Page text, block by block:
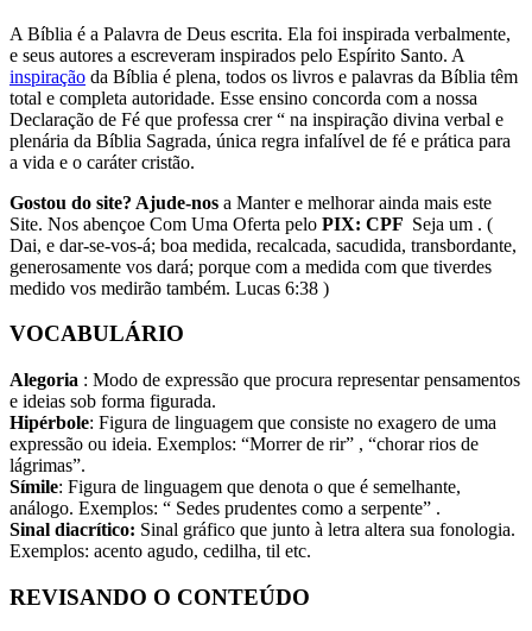
A Bíblia é a Palavra de Deus escrita. Ela foi inspirada verbalmente,
e seus autores a escreveram inspirados pelo Espírito Santo. A
inspiração da Bíblia é plena, todos os livros e palavras da Bíblia têm
total e completa autoridade. Esse ensino concorda com a nossa
Declaração de Fé que professa crer “ na inspiração divina verbal e
plenária da Bíblia Sagrada, única regra infalível de fé e prática para
a vida e o caráter cristão.
Gostou do site? Ajude-nos a Manter e melhorar ainda mais este
Site. Nos abençoe Com Uma Oferta pelo PIX: CPF Seja um . (
Dai, e dar-se-vos-á; boa medida, recalcada, sacudida, transbordante,
generosamente vos dará; porque com a medida com que tiverdes
medido vos medirão também. Lucas 6:38 )
VOCABULÁRIO
Alegoria : Modo de expressão que procura representar pensamentos
e ideias sob forma figurada.
Hipérbole: Figura de linguagem que consiste no exagero de uma
expressão ou ideia. Exemplos: “Morrer de rir” , “chorar rios de
lágrimas”.
Símile: Figura de linguagem que denota o que é semelhante,
análogo. Exemplos: “ Sedes prudentes como a serpente” .
Sinal diacrítico: Sinal gráfico que junto à letra altera sua fonologia.
Exemplos: acento agudo, cedilha, til etc.
REVISANDO O CONTEÚDO